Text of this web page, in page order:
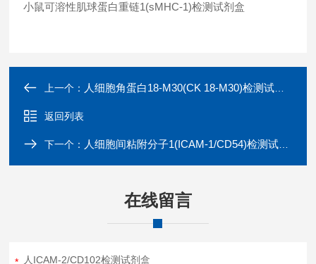
小鼠可溶性肌球蛋白重链1(sMHC-1)检测试剂盒
上一个： 人细胞角蛋白18-M30(CK 18-M30)检测试剂盒
返回列表
下一个： 人细胞间粘附分子1(ICAM-1/CD54)检测试剂盒
在线留言